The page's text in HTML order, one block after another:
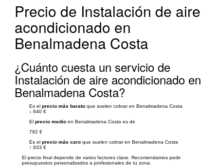
Precio de Instalación de aire
acondicionado en
Benalmadena Costa
¿Cuánto cuesta un servicio de
Instalación de aire acondicionado en
Benalmadena Costa?
Es el precio más barato que suelen cobrar en Benalmadena Costa
↓ 640 €
El precio medio en Benalmadena Costa es de
792 €
Es el precio más caro que suelen cobrar en Benalmadena Costa
↑ 933 €
El precio final depende de varios factores clave. Recomendamos pedir
presupuestos personalizados a profesionales de tu zona.